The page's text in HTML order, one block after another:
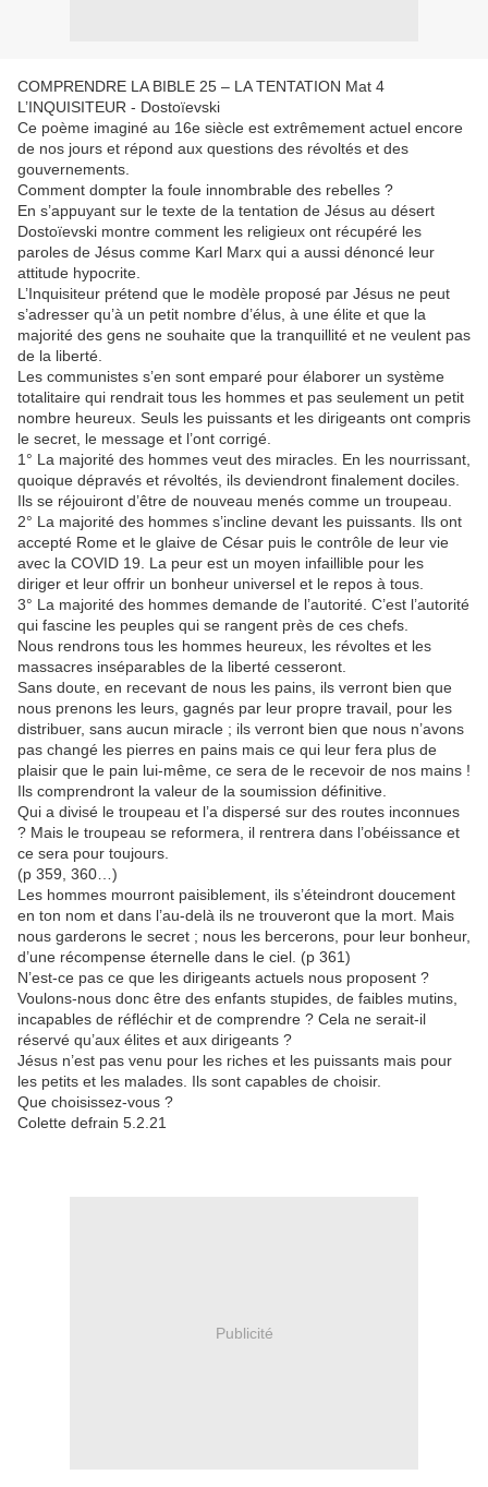
COMPRENDRE LA BIBLE 25 – LA TENTATION Mat 4
L’INQUISITEUR - Dostoïevski
Ce poème imaginé au 16e siècle est extrêmement actuel encore
de nos jours et répond aux questions des révoltés et des
gouvernements.
Comment dompter la foule innombrable des rebelles ?
En s’appuyant sur le texte de la tentation de Jésus au désert
Dostoïevski montre comment les religieux ont récupéré les
paroles de Jésus comme Karl Marx qui a aussi dénoncé leur
attitude hypocrite.
L’Inquisiteur prétend que le modèle proposé par Jésus ne peut
s’adresser qu’à un petit nombre d’élus, à une élite et que la
majorité des gens ne souhaite que la tranquillité et ne veulent pas
de la liberté.
Les communistes s’en sont emparé pour élaborer un système
totalitaire qui rendrait tous les hommes et pas seulement un petit
nombre heureux. Seuls les puissants et les dirigeants ont compris
le secret, le message et l’ont corrigé.
1° La majorité des hommes veut des miracles. En les nourrissant,
quoique dépravés et révoltés, ils deviendront finalement dociles.
Ils se réjouiront d’être de nouveau menés comme un troupeau.
2° La majorité des hommes s’incline devant les puissants. Ils ont
accepté Rome et le glaive de César puis le contrôle de leur vie
avec la COVID 19. La peur est un moyen infaillible pour les
diriger et leur offrir un bonheur universel et le repos à tous.
3° La majorité des hommes demande de l’autorité. C’est l’autorité
qui fascine les peuples qui se rangent près de ces chefs.
Nous rendrons tous les hommes heureux, les révoltes et les
massacres inséparables de la liberté cesseront.
Sans doute, en recevant de nous les pains, ils verront bien que
nous prenons les leurs, gagnés par leur propre travail, pour les
distribuer, sans aucun miracle ; ils verront bien que nous n’avons
pas changé les pierres en pains mais ce qui leur fera plus de
plaisir que le pain lui-même, ce sera de le recevoir de nos mains !
Ils comprendront la valeur de la soumission définitive.
Qui a divisé le troupeau et l’a dispersé sur des routes inconnues
? Mais le troupeau se reformera, il rentrera dans l’obéissance et
ce sera pour toujours.
(p 359, 360…)
Les hommes mourront paisiblement, ils s’éteindront doucement
en ton nom et dans l’au-delà ils ne trouveront que la mort. Mais
nous garderons le secret ; nous les bercerons, pour leur bonheur,
d’une récompense éternelle dans le ciel. (p 361)
N’est-ce pas ce que les dirigeants actuels nous proposent ?
Voulons-nous donc être des enfants stupides, de faibles mutins,
incapables de réfléchir et de comprendre ? Cela ne serait-il
réservé qu’aux élites et aux dirigeants ?
Jésus n’est pas venu pour les riches et les puissants mais pour
les petits et les malades. Ils sont capables de choisir.
Que choisissez-vous ?
Colette defrain 5.2.21
Publicité